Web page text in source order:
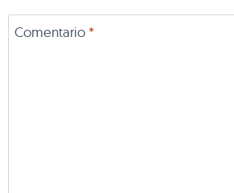
Comentario *